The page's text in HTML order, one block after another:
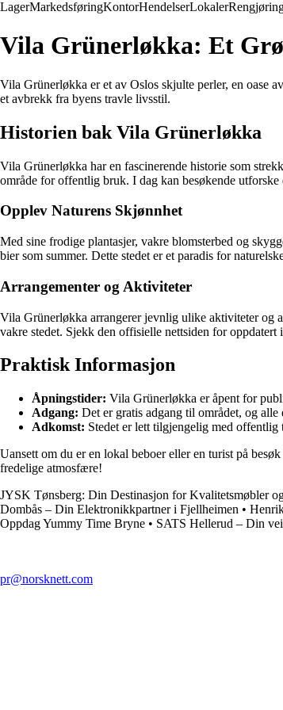
LagerMarkedsføringKontorHendelserLokaler
Vila Grünerløkka: Et
Vila Grünerløkka er et av Oslos skjulte perler, en oase
et avbrekk fra byens travle livsstil.
Historien bak Vila Grünerløkka
Vila Grünerløkka har en fascinerende historie som
område for offentlig bruk. I dag kan besøkende
Opplev Naturens Skjønnhet
Med sine frodige plantasjer, vakre blomsterbed og
bier som summer. Dette stedet er et paradis for
Arrangementer og Aktiviteter
Vila Grünerløkka arrangerer jevnlig ulike aktiviteter og
vakre stedet. Sjekk den offisielle nettsiden for
Praktisk Informasjon
Åpningstider: Vila Grünerløkka er åpent for
Adgang: Det er gratis adgang til området, og
Adkomst: Stedet er lett tilgjengelig med offentlig
Uansett om du er en lokal beboer eller en turist på
fredelige atmosfære!
JYSK Tønsberg: Din Destinasjon for Kvalitetsmøbler
Dombås – Din Elektronikkpartner i Fjellheimen •
Oppdag Yummy Time Bryne • SATS Hellerud – Din
pr@norsknett.com